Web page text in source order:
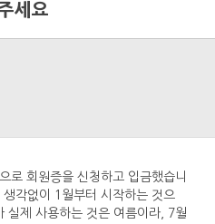
세요
로 회원증을 신청하고 입금했습니
각없이 1월부터 시작하는 것으
실제 사용하는 것은 여름이라, 7월